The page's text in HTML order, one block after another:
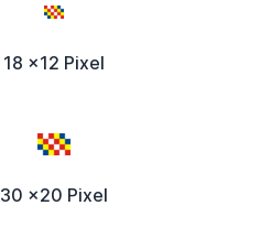
18 x12 Pixel
30 x20 Pixel